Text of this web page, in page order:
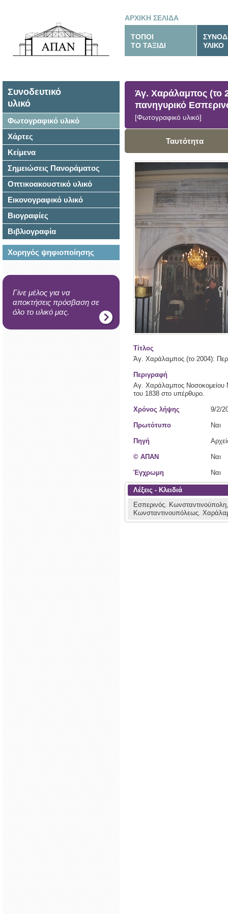
ΑΡΧΙΚΗ ΣΕΛΙΔΑ
ΤΟΠΟΙ
ΤΟ ΤΑΞΙΔΙ
ΥΛΙΚΟ
Συνοδευτικό
υλικό
Φωτογραφικό υλικό
Χάρτες
Κείμενα
Σημειώσεις Πανοράματος
Οπτικοακουστικό υλικό
Εικονογραφικό υλικό
Βιογραφίες
Βιβλιογραφία
Χορηγός ψηφιοποίησης
Γίνε μέλος για να
αποκτήσεις πρόσβαση σε
όλο το υλικό μας.
Άγ. Χαράλαμπος (το
πανηγυρικό
[Φωτογραφικό υλικό]
Ταυτότητα
Τίτλος
Άγ. Χαράλαμπος (το 2004):
Περιγραφή
Αγ. Χαράλαμπος Νοσοκομείου
του 1838 στο υπέρθυρο.
Χρόνος λήψης 9/2/
Πρωτότυπο Ναι
Πηγή
© ΑΠΑΝ Ναι
Έγχρωμη Ναι
Λέξεις - Κλειδιά
Εσπερινός.
Κωνσταντινουπόλεως.